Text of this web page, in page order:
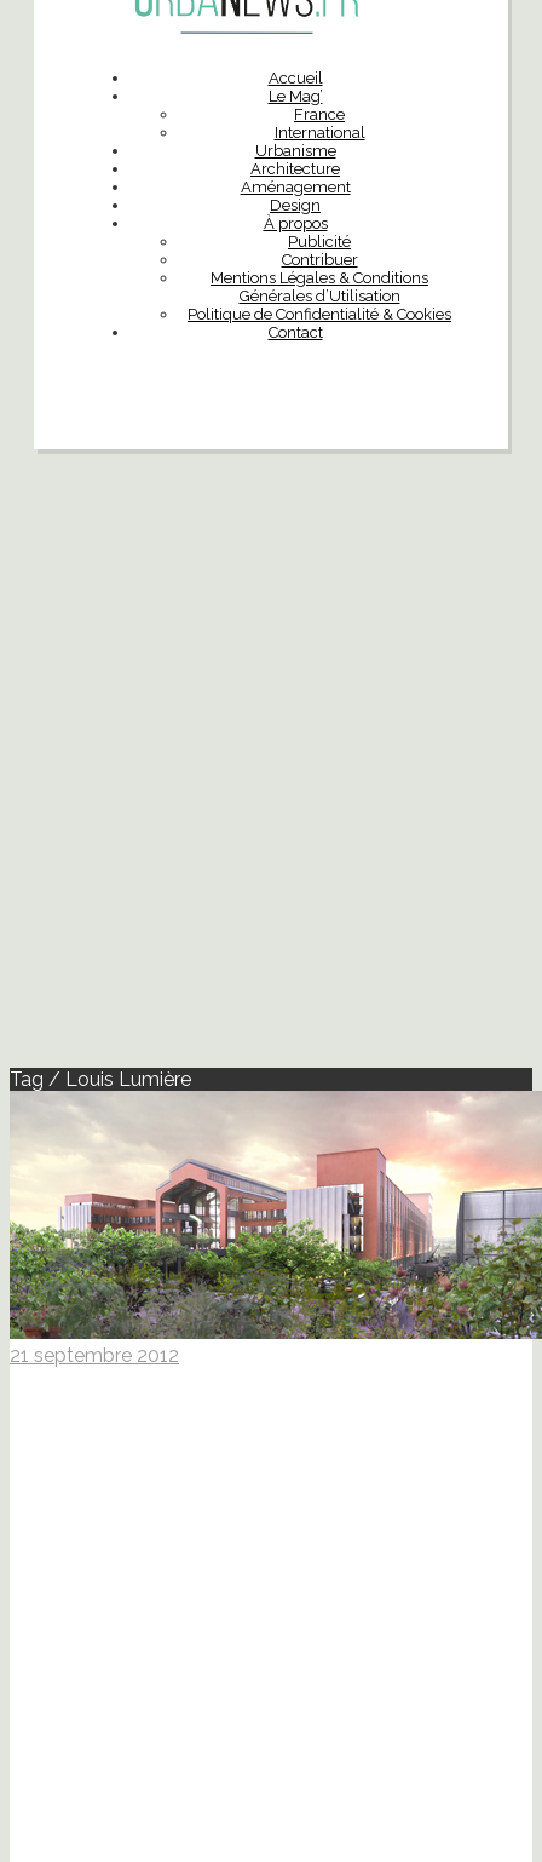
Accueil
Le Mag’
France
International
Urbanisme
Architecture
Aménagement
Design
À propos
Publicité
Contribuer
Mentions Légales & Conditions
Générales d’Utilisation
Politique de Confidentialité & Cookies
Contact
Tag / Louis Lumière
21 septembre 2012